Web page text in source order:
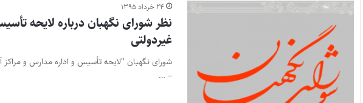
۲۴ خرداد ۱۳۹۵
نظر شورای نگهبان درباره لایحه
غیردولتی
شورای نگهبان "لایحه تأسیس و اداره مدارس و مراکز
– …